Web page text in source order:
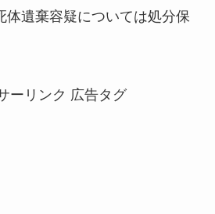
体遺棄容疑については処分保
ーリンク 広告タグ